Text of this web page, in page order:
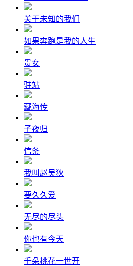
关于未知的我们
如果奔跑是我的人生
贵女
驻站
藏海传
子夜归
信条
我叫赵吴狄
要久久爱
无尽的尽头
你也有今天
千朵桃花一世开